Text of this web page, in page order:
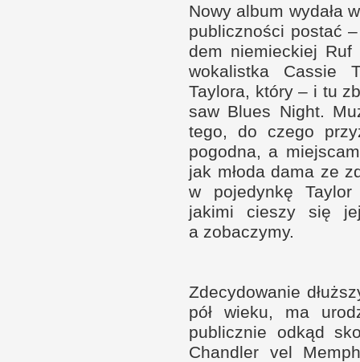
Nowy album wydała
publicz­no­ści postać
dem nie­miec­kiej
wokalistka Cas­sie
Taylora, który – i tu
saw Blues Night.
tego, do czego
pogodna, a m
jak młoda dama ze
w pojedynkę
jakimi cieszy się
a zobaczymy.
Zdecydowanie
pół wieku, ma
publicz­nie odkąd
Chan­dler vel